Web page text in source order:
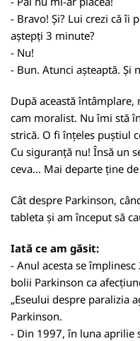
- Bravo! Și? Lui crezi că îi
aștepți 3 minute?
- Nu!
- Bun. Atunci așteaptă. Și
După această
cam moralist. Nu îmi stă
strică. O fi înțeles puștiul
Cu siguranță nu! Însă un
ceva... Mai departe ține
Cât despre Parkinson,
tableta și am început să
Iată ce am găsit:
- Anul acesta se
bolii Parkinson ca
„Eseului despre paralizia
Parkinson.
- Din 1997, în luna aprilie